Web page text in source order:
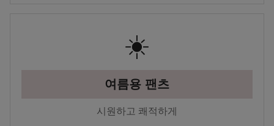
☀️
여름용 팬츠
시원하고 쾌적하게